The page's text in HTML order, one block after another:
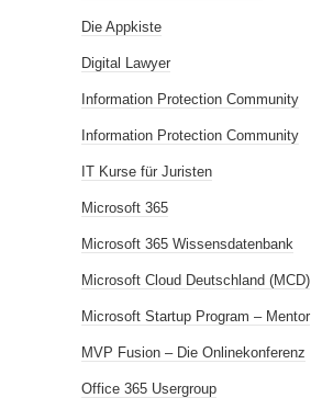
Die Appkiste
Digital Lawyer
Information Protection Community
Information Protection Community
IT Kurse für Juristen
Microsoft 365
Microsoft 365 Wissensdatenbank
Microsoft Cloud Deutschland (MCD)
Microsoft Startup Program – Mentor
MVP Fusion – Die Onlinekonferenz
Office 365 Usergroup